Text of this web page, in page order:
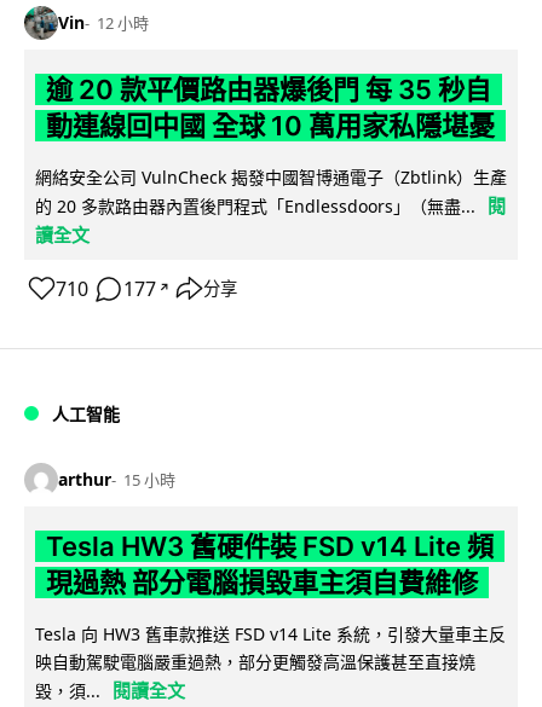
Vin 12 小時
逾 20 款平價路由器爆後門 每 35 秒自
動連線回中國 全球 10 萬用家私隱堪憂
網絡安全公司 VulnCheck 揭發中國智博通電子（Zbtlink）生產
的 20 多款路由器內置後門程式「Endlessdoors」（無盡...
閱
讀全文
710 177 ↗ 分享
人工智能
arthur 15 小時
Tesla HW3 舊硬件裝 FSD v14 Lite 頻
現過熱 部分電腦損毀車主須自費維修
Tesla 向 HW3 舊車款推送 FSD v14 Lite 系統，引發大量車主反
映自動駕駛電腦嚴重過熱，部分更觸發高溫保護甚至直接燒
毀，須...
閱讀全文